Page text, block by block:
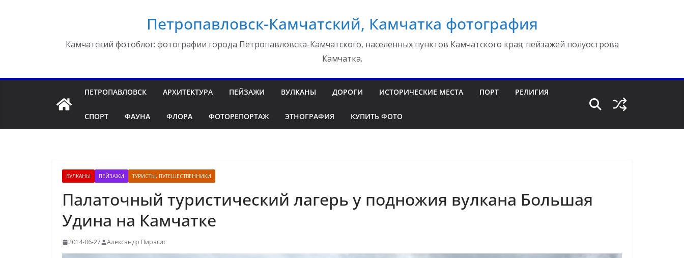
Петропавловск-Камчатский, Камчатка фотография
Камчатский фотоблог: фотографии города Петропавловска-Камчатского, населенных пунктов Камчатского края; пейзажей полуострова
Камчатка.
ПЕТРОПАВЛОВСК АРХИТЕКТУРА ПЕЙЗАЖИ ВУЛКАНЫ ДОРОГИ ИСТОРИЧЕСКИЕ МЕСТА ПОРТ РЕЛИГИЯ
СПОРТ ФАУНА ФЛОРА ФОТОРЕПОРТАЖ ЭТНОГРАФИЯ КУПИТЬ ФОТО
ВУЛКАНЫ ПЕЙЗАЖИ ТУРИСТЫ, ПУТЕШЕСТВЕННИКИ
Палаточный туристический лагерь у подножия вулкана Большая
Удина на Камчатке
2014-06-27 Александр Пирагис